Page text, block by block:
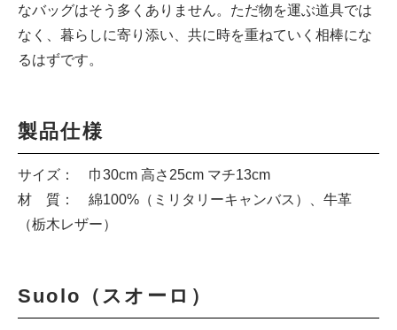
なバッグはそう多くありません。ただ物を運ぶ道具では
なく、暮らしに寄り添い、共に時を重ねていく相棒にな
るはずです。
製品仕様
サイズ： 巾30cm 高さ25cm マチ13cm
材 質： 綿100%（ミリタリーキャンバス）、牛革
（栃木レザー）
Suolo（スオーロ）